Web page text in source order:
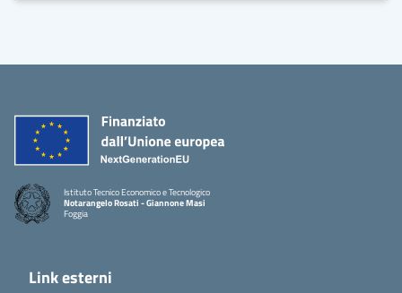
Istituto Tecnico Economico e Tecnologico
Notarangelo Rosati - Giannone Masi
Foggia
Link esterni